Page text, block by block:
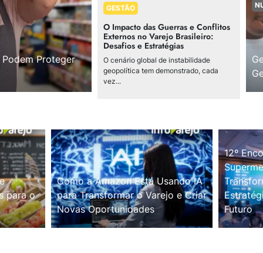
Proteger
GESTÃO
O Impacto das Guerras e Conflitos
Externos no Varejo Brasileiro:
Desafios e Estratégias
O cenário global de instabilidade
geopolítica tem demonstrado, cada
vez...
para o
Como a Amazon Está Usando IA
para Transformar o Varejo e Criar
Novas Oportunidades
12º
Futuro